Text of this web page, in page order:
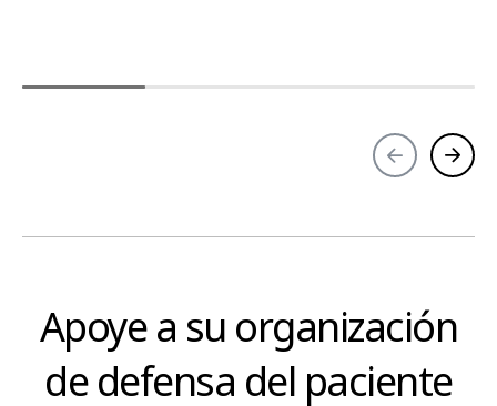
Apoye a su organización
de defensa del paciente